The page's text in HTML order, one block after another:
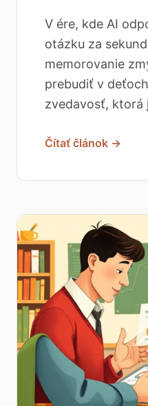
V ére, kde AI
otázku za
memorovanie
prebudiť v
zvedavosť, ktorá
Čítať článok →